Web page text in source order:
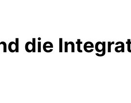
die